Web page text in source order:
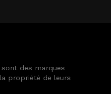
des marques
propriété de leurs